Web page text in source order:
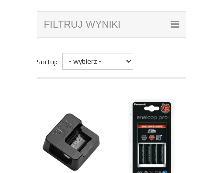
FILTRUJ WYNIKI
Sortuj: